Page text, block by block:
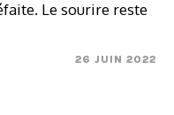
Le sourire reste
26 JUIN 2022